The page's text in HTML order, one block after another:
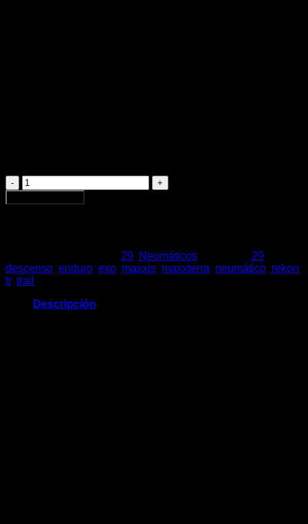
Maxxis
Rekon
Kevlar
29 Neumáticos 29
descenso enduro exo maxxis maxxterra neumático rekon
tr, trail
Descripción